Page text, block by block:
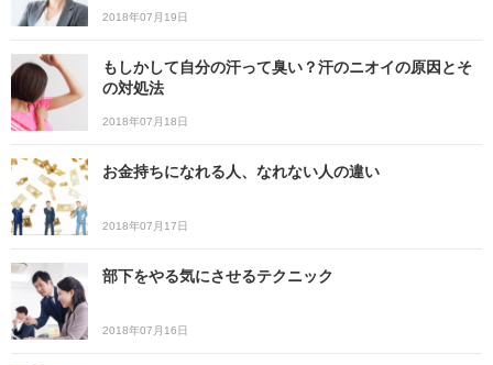
2018年07月19日
もしかして自分の汗って臭い？汗のニオイの原因とそ
の対処法
2018年07月18日
お金持ちになれる人、なれない人の違い
2018年07月17日
部下をやる気にさせるテクニック
2018年07月16日